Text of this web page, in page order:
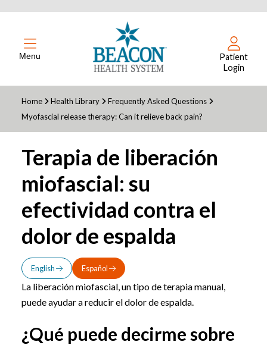
Menu
Patient
Login
Home Health Library
Frequently Asked Questions
Myofascial release therapy: Can it relieve back pain?
Terapia de liberación
miofascial: su
efectividad contra el
dolor de espalda
English Español
La liberación miofascial, un tipo de terapia manual,
puede ayudar a reducir el dolor de espalda.
¿Qué puede decirme sobre